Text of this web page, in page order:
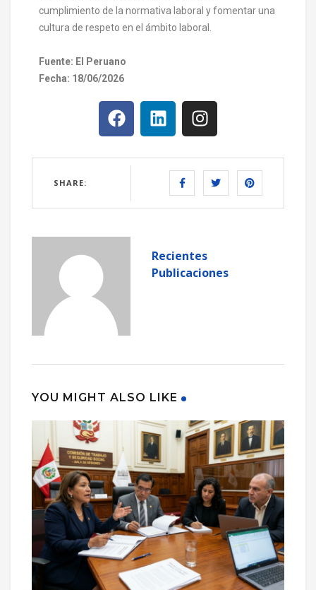
cumplimiento de la normativa laboral y fomentar una
cultura de respeto en el ámbito laboral.
Fuente: El Peruano
Fecha: 18/06/2026
SHARE:
Recientes
Publicaciones
YOU MIGHT ALSO LIKE